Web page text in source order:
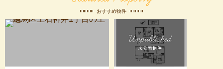
おすすめ物件